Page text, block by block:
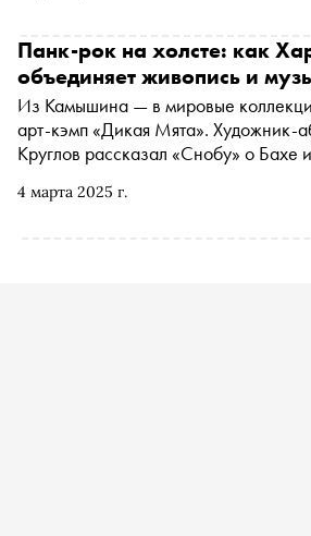
4 марта 2025 г.
Панк-рок на холсте: как
объединяет живопись и
Из Камышина — в мировые
арт-кэмп «Дикая Мята». Художник-
Круглов рассказал «Снобу» о Бахе
правильно рисовать грушу